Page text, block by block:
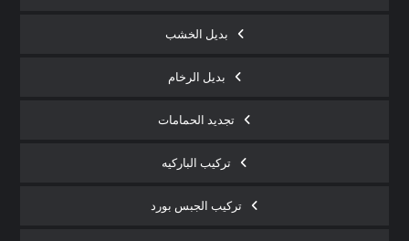
بديل الخشب
بديل الرخام
تجديد الحمامات
تركيب الباركيه
تركيب الجبس بورد